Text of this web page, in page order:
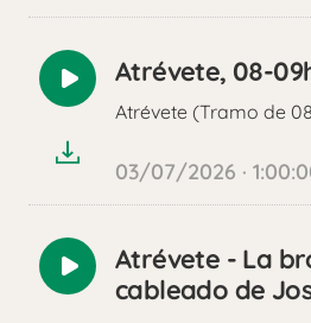
Reproducir
audio
Atrévete, 08-
Atrévete (Tramo de
03/07/2026 ·
Reproducir
audio
Atrévete - La
cableado de